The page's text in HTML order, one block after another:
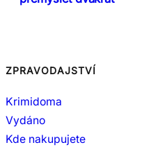
ZPRAVODAJSTVÍ
Krimidoma
Vydáno
Kde nakupujete